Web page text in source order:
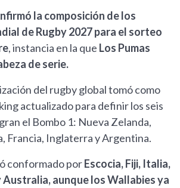
la composición de los
de Rugby 2027 para el sorteo
, instancia en la que Los Pumas
de serie.
del rugby global tomó como
actualizado para definir los seis
el Bombo 1: Nueva Zelanda,
Francia, Inglaterra y Argentina.
conformado porEscocia, Fiji, Italia,
Australia, aunque los Wallabies ya